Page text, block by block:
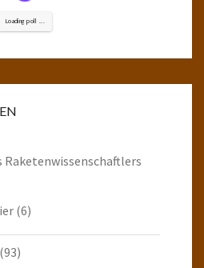
Loading poll ...
Raketenwissenschaftlers
(6)
(93)